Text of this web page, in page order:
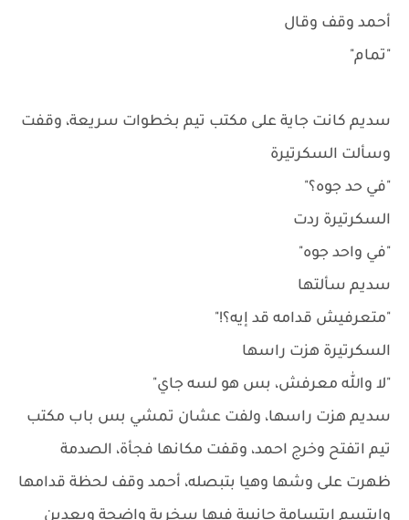
أحمد وقف وقال
"تمام"
سديم كانت جاية على مكتب تيم بخطوات سريعة، وقفت
وسألت السكرتيرة
"في حد جوه؟"
السكرتيرة ردت
"في واحد جوه"
سديم سألتها
"متعرفيش قدامه قد إيه؟!"
السكرتيرة هزت راسها
"لا والله معرفش، بس هو لسه جاي"
سديم هزت راسها، ولفت عشان تمشي بس باب مكتب
تيم اتفتح وخرج احمد، وقفت مكانها فجأة، الصدمة
ظهرت على وشها وهيا بتبصله، أحمد وقف لحظة قدامها
وابتسم ابتسامة جانبية فيها سخرية واضحة وبعدين